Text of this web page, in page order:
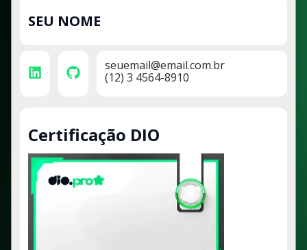
SEU NOME
seuemail@email.com.br
(12) 3 4564-8910
Certificação DIO